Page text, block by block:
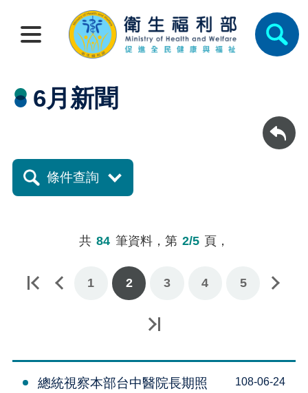
6月新聞
回上一頁
條件查詢
共 84 筆資料，第 2/5 頁，
1 2 3 4 5
下一頁
總統視察本部台中醫院長期照
108-06-24